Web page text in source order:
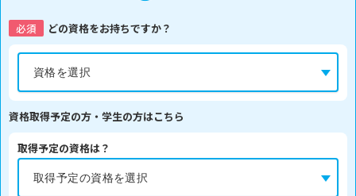
必須 どの資格をお持ちですか？
資格取得予定の方・学生の方はこちら
取得予定の資格は？